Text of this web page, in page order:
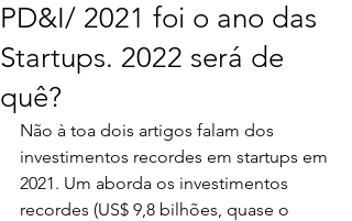
PD&I/ 2021 foi o ano das
Startups. 2022 será de
quê?
Não à toa dois artigos falam dos
investimentos recordes em startups em
2021. Um aborda os investimentos
recordes (US$ 9,8 bilhões, quase o